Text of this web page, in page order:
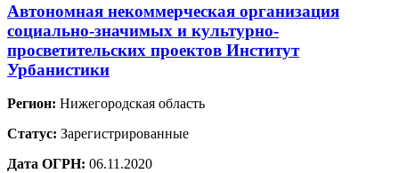
Автономная некоммерческая организация
социально-значимых и культурно-
просветительских проектов Институт
Урбанистики
Регион: Нижегородская область
Статус: Зарегистрированные
Дата ОГРН: 06.11.2020